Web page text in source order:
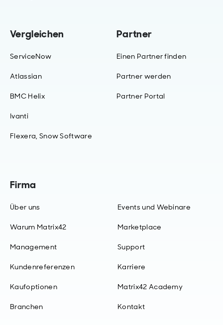
Vergleichen
ServiceNow
Atlassian
BMC Helix
Ivanti
Flexera, Snow Software
Firma
Über uns
Warum Matrix42
Management
Kundenreferenzen
Kaufoptionen
Branchen
Events und Webinare
Marketplace
Support
Karriere
Matrix42 Academy
Kontakt
Partner
Einen Partner finden
Partner werden
Partner Portal